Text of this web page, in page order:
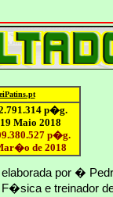
.791.314 p�g.
19 Maio 2018
380.527p�g.
de 2018
por �
F�sica e treinador